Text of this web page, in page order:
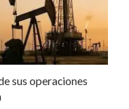
sus operaciones